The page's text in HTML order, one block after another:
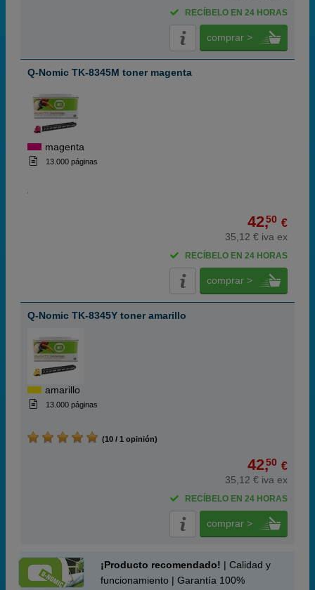
RECÍBELO EN 24 HORAS
comprar >
Q-Nomic TK-8345M toner magenta
magenta
13.000 páginas
42,50 €
35,12 € iva ex
RECÍBELO EN 24 HORAS
comprar >
Q-Nomic TK-8345Y toner amarillo
amarillo
13.000 páginas
(10 / 1 opinión)
42,50 €
35,12 € iva ex
RECÍBELO EN 24 HORAS
comprar >
¡Producto recomendado! | Calidad y
funcionamiento | Garantía 100%